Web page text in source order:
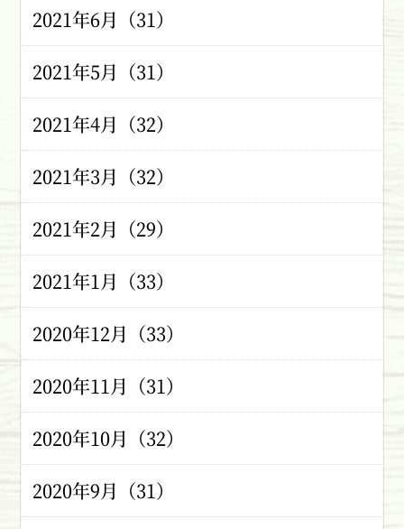
2021年6月（31）
2021年5月（31）
2021年4月（32）
2021年3月（32）
2021年2月（29）
2021年1月（33）
2020年12月（33）
2020年11月（31）
2020年10月（32）
2020年9月（31）